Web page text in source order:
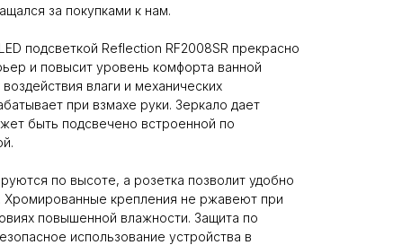
за покупками к нам.
подсветкой Reflection RF2008SR прекрасно
и повысит уровень комфорта ванной
влаги и механических
при взмахе руки. Зеркало дает
быть подсвечено встроенной по
по высоте, а розетка позволит удобно
Хромированные крепления не ржавеют при
повышенной влажности. Защита по
использование устройства в